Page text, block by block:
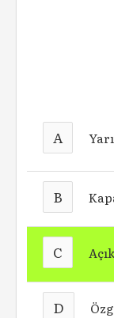
A
B
C
D